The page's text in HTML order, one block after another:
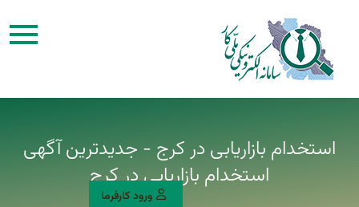
ورود کارفرما
استخدام بازاریابی در کرج - جدیدترین آگهی
استخدام بازاریابی در کرج